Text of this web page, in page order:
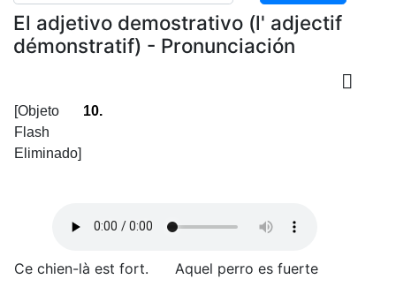
El adjetivo demostrativo (l' adjectif
démonstratif) - Pronunciación
[Objeto
Flash
Eliminado]
10.
Ce chien-là est fort. Aquel perro es fuerte